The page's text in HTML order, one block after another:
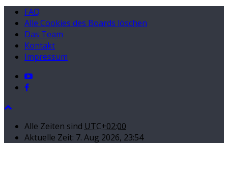
FAQ
Alle Cookies des Boards löschen
Das Team
Kontakt
Impressum
Alle Zeiten sind UTC+02:00
Aktuelle Zeit: 7. Aug 2026, 23:54